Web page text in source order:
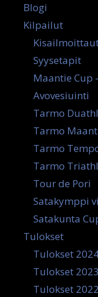
Blogi
Kilpailut
Syysetapit
Maantie Cup
Avovesiuinti
Tarmo
Tarmo
Tarmo
Tarmo
Tour de Pori
Satakymppi
Satakunta
Tulokset
Tulokset
Tulokset 2023
Tulokset 2022